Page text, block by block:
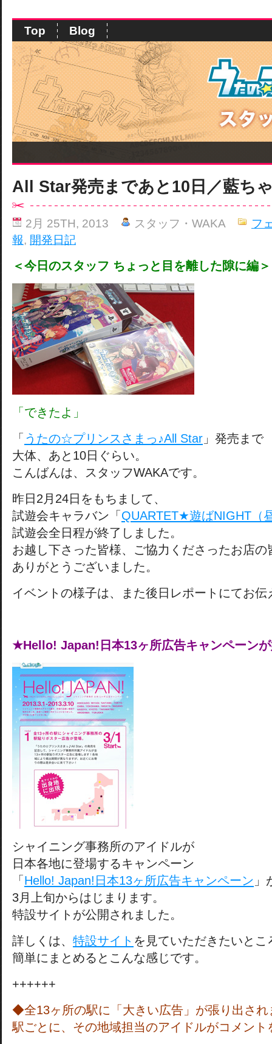
Top Blog
All Star発売まであと10日／藍ち
2月 25TH, 2013 スタッフ・WAKA
フ
報, 開発日記
＜今日のスタッフ ちょっと目を離した隙に編＞
「できたよ」
「 うたの☆プリンスさまっ♪All Star 」発売まで
大体、あと10日ぐらい。
こんばんは、スタッフWAKAです。
昨日2月24日をもちまして、
試遊会キャラバン「 QUARTET★遊ばNIGHT（
試遊会全日程が終了しました。
お越し下さった皆様、ご協力くださったお店の
ありがとうございました。
イベントの様子は、また後日レポートにてお伝
★Hello! Japan!日本13ヶ所広告キャンペーン
シャイニング事務所のアイドルが
日本各地に登場するキャンペーン
「 Hello! Japan!日本13ヶ所広告キャンペーン 」
3月上旬からはじまります。
特設サイトが公開されました。
詳しくは、 特設サイト を見ていただきたいとこ
簡単にまとめるとこんな感じです。
++++++
◆全13ヶ所の駅に「大きい広告」が張り出され
駅ごとに、その地域担当のアイドルがコメント